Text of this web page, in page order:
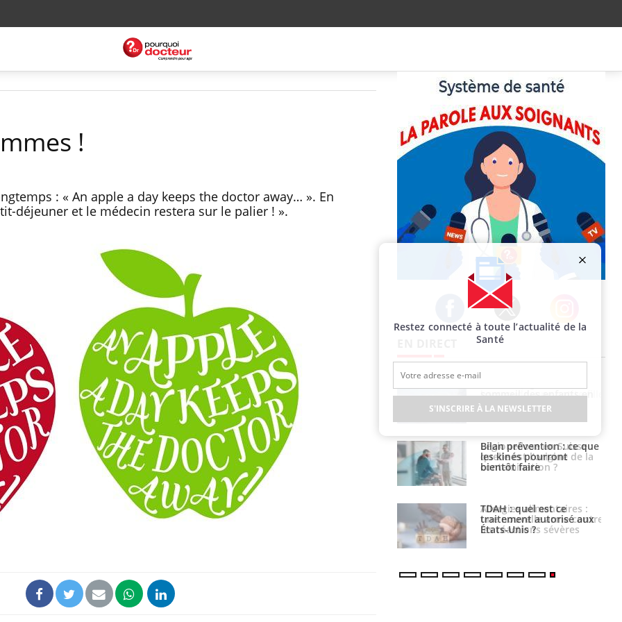
!
: « An apple a day keeps the doctor away… ». En
déjeuner et le médecin restera sur le palier ! ».
Facebook Twitter Instagram
Grossesse et chaleur : ce
que dit la science
Le smartphone nuit-il à
l'apprentissage de la
lecture ?
Mordue par une tique en
vacances, elle reste dans
Mordue par un
barracuda, une petite fille
secourue grâce à un
réflexe essentiel
Légionellose en Suisse :
quelle est l’origine de la
contamination ?
sommeil des enfants en
vacances ?
Bilan prévention : ce que
les kinés pourront
bientôt faire
TDAH : quel est ce
traitement autorisé aux
États-Unis ?
Restez connecté à toute l’actualité de la
Santé
S'INSCRIRE À LA NEWSLETTER